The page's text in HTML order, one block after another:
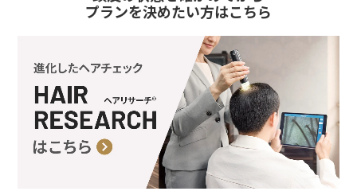
プランを決めたい方はこちら